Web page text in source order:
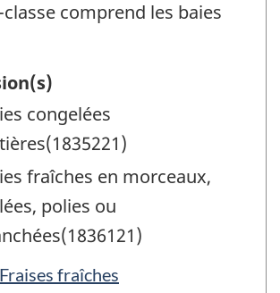
comprend les baies
congelées
fraîches en morceaux,
polies ou
fraîches